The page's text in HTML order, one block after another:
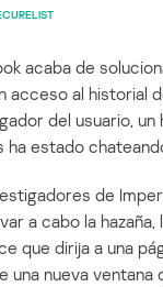
acaba de
acceso al historial
del usuario,
ha estado
de
a cabo la
que dirija a una
una nueva